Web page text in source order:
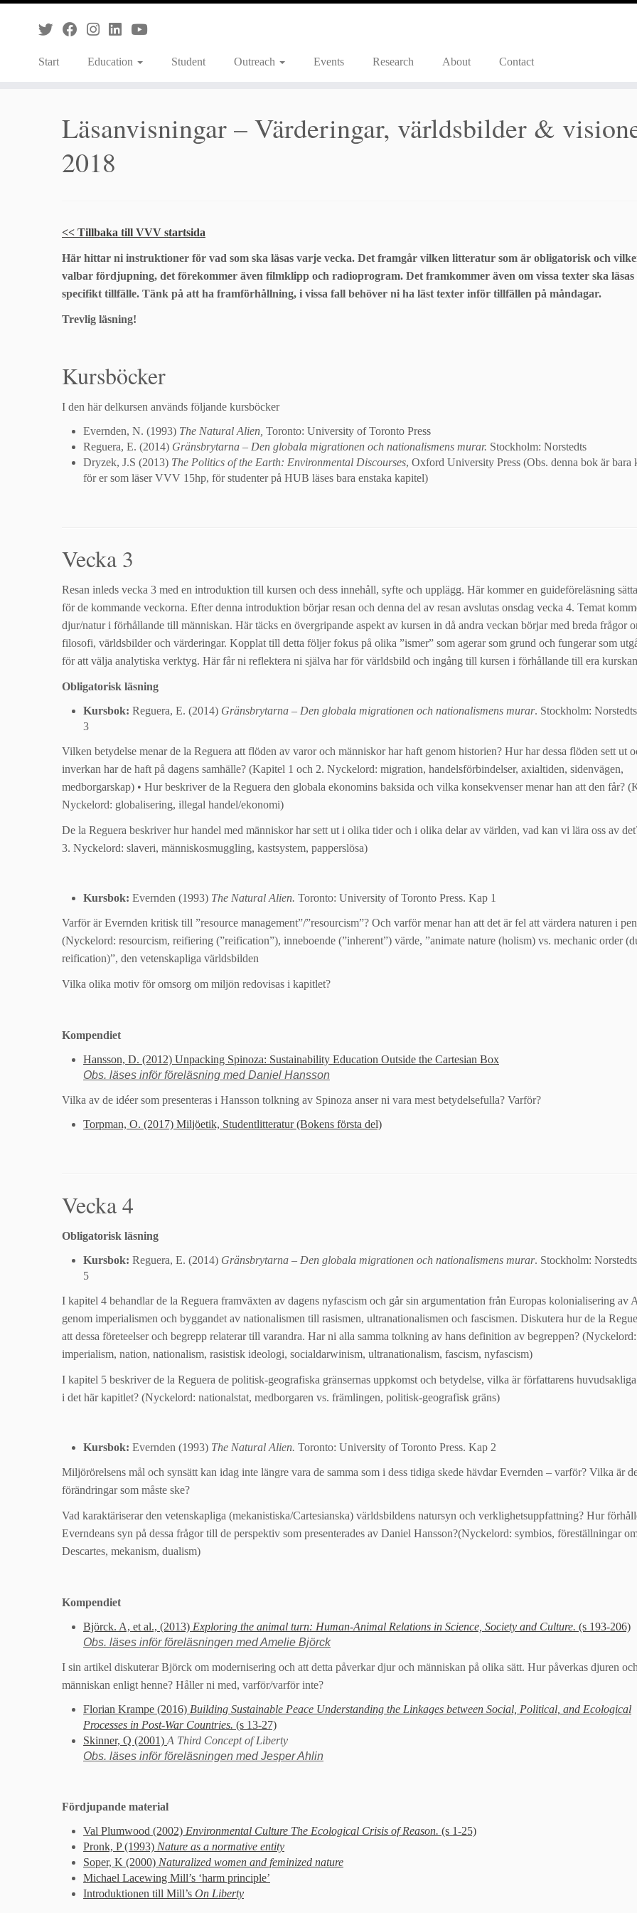
Start
Education Student Outreach Events Research About Contact
Läsanvisningar – Värderingar, världsbilder &
2018
<< Tillbaka till VVV startsida
Här hittar ni instruktioner för vad som ska läsas varje vecka. Det framgår vilken litteratur som är obligatorisk och
valbar fördjupning, det förekommer även filmklipp och radioprogram. Det framkommer även om vissa texter ska
specifikt tillfälle. Tänk på att ha framförhållning, i vissa fall behöver ni ha läst texter inför tillfällen på måndagar.
Trevlig läsning!
Kursböcker
I den här delkursen används följande kursböcker
Evernden, N. (1993) The Natural Alien, Toronto: University of Toronto Press
Reguera, E. (2014) Gränsbrytarna – Den globala migrationen och nationalismens murar. Stockholm: Norstedts
Dryzek, J.S (2013) The Politics of the Earth: Environmental Discourses, Oxford University Press (Obs. denna bok är bara
för er som läser VVV 15hp, för studenter på HUB läses bara enstaka kapitel)
Vecka 3
Resan inleds vecka 3 med en introduktion till kursen och dess innehåll, syfte och upplägg. Här kommer en guideföreläsning
för de kommande veckorna. Efter denna introduktion börjar resan och denna del av resan avslutas onsdag vecka 4. Temat
djur/natur i förhållande till människan. Här täcks en övergripande aspekt av kursen in då andra veckan börjar med breda frågor
filosofi, världsbilder och värderingar. Kopplat till detta följer fokus på olika ”ismer” som agerar som grund och fungerar som
för att välja analytiska verktyg. Här får ni reflektera ni själva har för världsbild och ingång till kursen i förhållande till era
Obligatorisk läsning
Kursbok: Reguera, E. (2014) Gränsbrytarna – Den globala migrationen och nationalismens murar. Stockholm:
3
Vilken betydelse menar de la Reguera att flöden av varor och människor har haft genom historien? Hur har dessa flöden sett ut
inverkan har de haft på dagens samhälle? (Kapitel 1 och 2. Nyckelord: migration, handelsförbindelser, axialtiden, sidenvägen,
medborgarskap) • Hur beskriver de la Reguera den globala ekonomins baksida och vilka konsekvenser menar han att den får?
Nyckelord: globalisering, illegal handel/ekonomi)
De la Reguera beskriver hur handel med människor har sett ut i olika tider och i olika delar av världen, vad kan vi lära oss av
3. Nyckelord: slaveri, människosmuggling, kastsystem, papperslösa)
Kursbok: Evernden (1993) The Natural Alien. Toronto: University of Toronto Press. Kap 1
Varför är Evernden kritisk till ”resource management”/”resourcism”? Och varför menar han att det är fel att värdera naturen i
(Nyckelord: resourcism, reifiering (”reification”), inneboende (”inherent”) värde, ”animate nature (holism) vs. mechanic order
reification)”, den vetenskapliga världsbilden
Vilka olika motiv för omsorg om miljön redovisas i kapitlet?
Kompendiet
Hansson, D. (2012) Unpacking Spinoza: Sustainability Education Outside the Cartesian Box
Obs. läses inför föreläsning med Daniel Hansson
Vilka av de idéer som presenteras i Hansson tolkning av Spinoza anser ni vara mest betydelsefulla? Varför?
Torpman, O. (2017) Miljöetik, Studentlitteratur (Bokens första del)
Vecka 4
Obligatorisk läsning
Kursbok: Reguera, E. (2014) Gränsbrytarna – Den globala migrationen och nationalismens murar. Stockholm:
5
I kapitel 4 behandlar de la Reguera framväxten av dagens nyfascism och går sin argumentation från Europas kolonialisering av
genom imperialismen och byggandet av nationalismen till rasismen, ultranationalismen och fascismen. Diskutera hur de la
att dessa företeelser och begrepp relaterar till varandra. Har ni alla samma tolkning av hans definition av begreppen? (Nyckelord:
imperialism, nation, nationalism, rasistisk ideologi, socialdarwinism, ultranationalism, fascism, nyfascism)
I kapitel 5 beskriver de la Reguera de politisk-geografiska gränsernas uppkomst och betydelse, vilka är författarens
i det här kapitlet? (Nyckelord: nationalstat, medborgaren vs. främlingen, politisk-geografisk gräns)
Kursbok: Evernden (1993) The Natural Alien. Toronto: University of Toronto Press. Kap 2
Miljörörelsens mål och synsätt kan idag inte längre vara de samma som i dess tidiga skede hävdar Evernden – varför? Vilka är
förändringar som måste ske?
Vad karaktäriserar den vetenskapliga (mekanistiska/Cartesianska) världsbildens natursyn och verklighetsuppfattning? Hur
Everndeans syn på dessa frågor till de perspektiv som presenterades av Daniel Hansson?(Nyckelord: symbios, föreställningar
Descartes, mekanism, dualism)
Kompendiet
Björck. A, et al., (2013) Exploring the animal turn: Human-Animal Relations in Science, Society and Culture. (s 193-206)
Obs. läses inför föreläsningen med Amelie Björck
I sin artikel diskuterar Björck om modernisering och att detta påverkar djur och människan på olika sätt. Hur påverkas djuren
människan enligt henne? Håller ni med, varför/varför inte?
Florian Krampe (2016) Building Sustainable Peace Understanding the Linkages between Social, Political, and Ecological
Processes in Post-War Countries. (s 13-27)
Skinner, Q (2001) A Third Concept of Liberty
Obs. läses inför föreläsningen med Jesper Ahlin
Fördjupande material
Val Plumwood (2002) Environmental Culture The Ecological Crisis of Reason. (s 1-25)
Pronk, P (1993) Nature as a normative entity
Soper, K (2000) Naturalized women and feminized nature
Michael Lacewing Mill’s ‘harm principle’
Introduktionen till Mill’s On Liberty